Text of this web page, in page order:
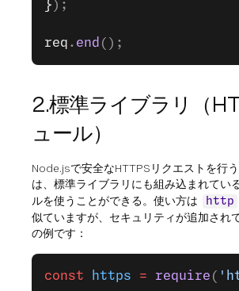
} );
req . end ();
2.標準ライブラリ（
ュール）
Node.jsで安全なHTTPSリクエストを行
は、標準ライブラリにも組み込まれてい
ルを使うことができる。使い方は
http
似ていますが、セキュリティが追加され
の例です：
const https = require (